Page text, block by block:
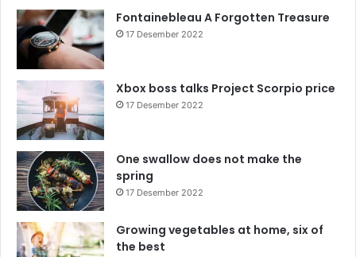
Fontainebleau A Forgotten Treasure
17 Desember 2022
Xbox boss talks Project Scorpio price
17 Desember 2022
One swallow does not make the
spring
17 Desember 2022
Growing vegetables at home, six of
the best